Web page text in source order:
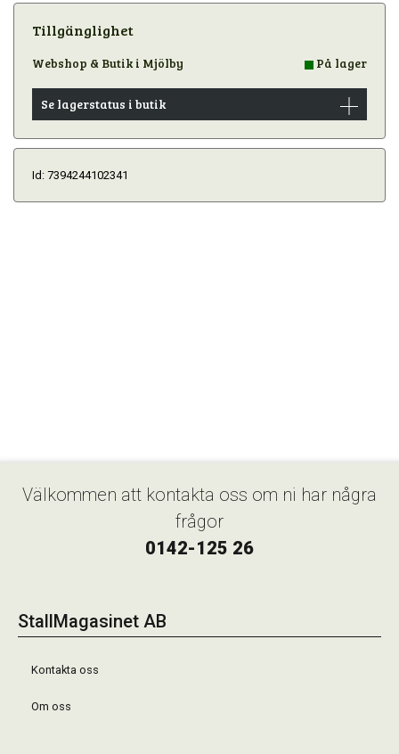
Tillgänglighet
Webshop & Butik i Mjölby På lager
Se lagerstatus i butik
Id: 7394244102341
Välkommen att kontakta oss om ni har några
frågor
0142-125 26
StallMagasinet AB
Kontakta oss
Om oss